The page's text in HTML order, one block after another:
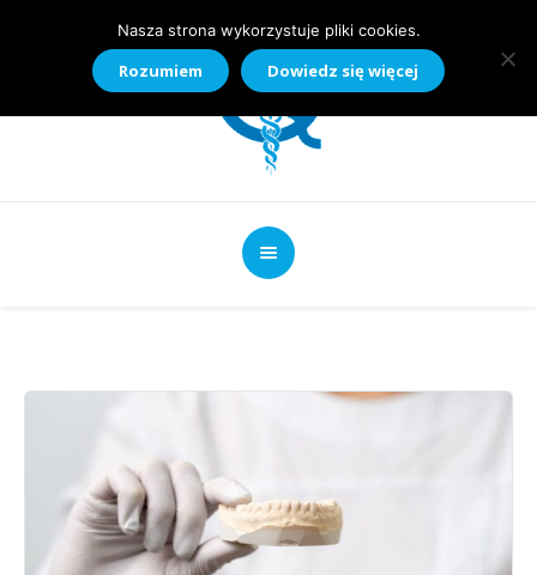
Nasza strona wykorzystuje pliki cookies.
Rozumiem Dowiedz się więcej